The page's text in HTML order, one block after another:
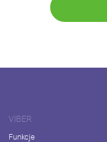
VIBER
Funkcje